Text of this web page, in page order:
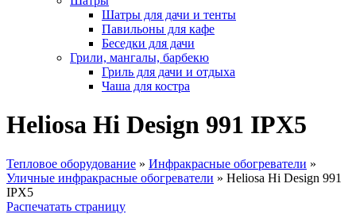
Шатры для дачи и тенты
Павильоны для кафе
Беседки для дачи
Грили, мангалы, барбекю
Гриль для дачи и отдыха
Чаша для костра
Heliosa Hi Design 991 IPX5
Вы здесь
Тепловое оборудование » Инфракрасные обогреватели »
Уличные инфракрасные обогреватели » Heliosa Hi Design 991
IPX5
Распечатать страницу